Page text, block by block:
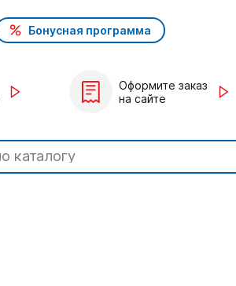
Бонусная программа
Оформите заказ
на сайте